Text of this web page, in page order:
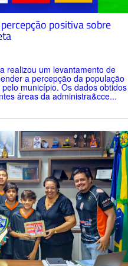
positiva sobre
realizou um levantamento de
a percepção da população
município. Os dados obtidos
áreas da administra&cce...